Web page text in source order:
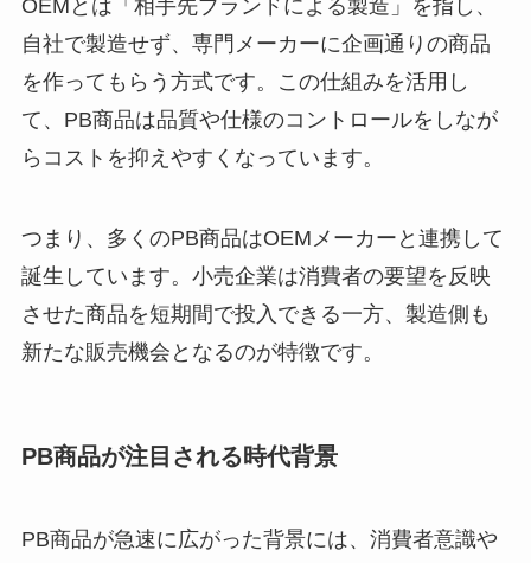
OEMとは「相手先ブランドによる製造」を指し、
自社で製造せず、専門メーカーに企画通りの商品
を作ってもらう方式です。この仕組みを活用し
て、PB商品は品質や仕様のコントロールをしなが
らコストを抑えやすくなっています。
つまり、多くのPB商品はOEMメーカーと連携して
誕生しています。小売企業は消費者の要望を反映
させた商品を短期間で投入できる一方、製造側も
新たな販売機会となるのが特徴です。
PB商品が注目される時代背景
PB商品が急速に広がった背景には、消費者意識や